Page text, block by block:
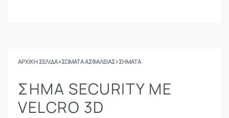
ΑΡΧΙΚΉ ΣΕΛΊΔΑ›ΣΩΜΑΤΑ ΑΣΦΑΛΕΙΑΣ›ΣΉΜΑΤΑ
ΣΉΜΑ SECURITY ΜΕ
VELCRO 3D